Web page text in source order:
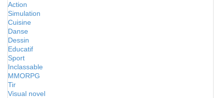
Action
Simulation
Cuisine
Danse
Dessin
Educatif
Sport
Inclassable
MMORPG
Tir
Visual novel